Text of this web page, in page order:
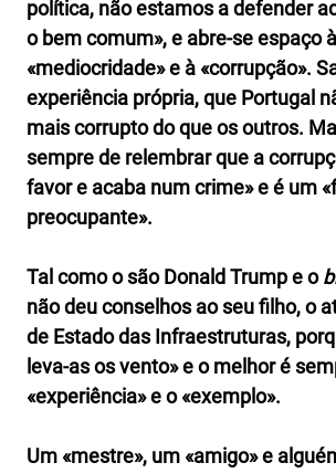
política, não estamos a defender
o bem comum», e abre-se espaço à
«mediocridade» e à «corrupção».
experiência própria, que Portugal
mais corrupto do que os outros.
sempre de relembrar que a
favor e acaba num crime» e é um
preocupante».
Tal como o são Donald Trump e o
não deu conselhos ao seu filho, o
de Estado das Infraestruturas,
leva-as os vento» e o melhor é
«experiência» e o «exemplo».
Um «mestre», um «amigo» e